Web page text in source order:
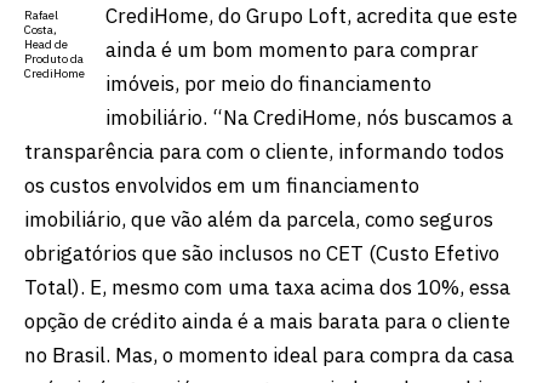
Rafael
Costa,
Head de
Produto da
CrediHome
CrediHome, do Grupo Loft, acredita que este
ainda é um bom momento para comprar
imóveis, por meio do financiamento
imobiliário. “Na CrediHome, nós buscamos a
transparência para com o cliente, informando todos
os custos envolvidos em um financiamento
imobiliário, que vão além da parcela, como seguros
obrigatórios que são inclusos no CET (Custo Efetivo
Total). E, mesmo com uma taxa acima dos 10%, essa
opção de crédito ainda é a mais barata para o cliente
no Brasil. Mas, o momento ideal para compra da casa